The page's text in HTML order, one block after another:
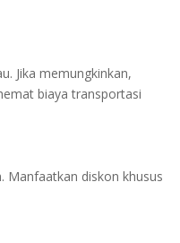
Jika memungkinkan,
biaya transportasi
Manfaatkan diskon khusus